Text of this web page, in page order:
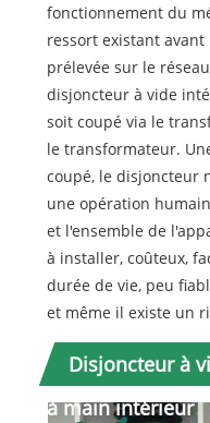
fonctionnement du
ressort existant
prélevée sur le
disjoncteur à vide
soit coupé via le
le transformateur.
coupé, le disjoncteur
une opération
et l'ensemble de
à installer, coûteux,
durée de vie, peu
et même il existe un
Disjoncteur à
à main intérieur